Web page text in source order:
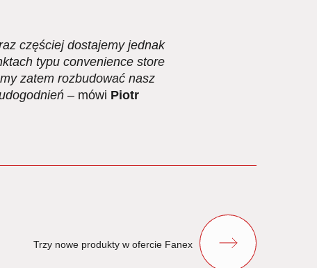
częściej dostajemy jednak
typu convenience store
zatem rozbudować nasz
– mówi Piotr
Trzy nowe produkty w ofercie Fanex